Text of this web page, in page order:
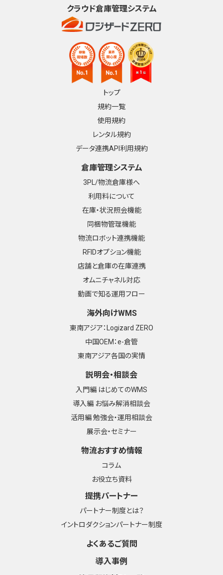
クラウド倉庫管理システム
トップ
規約一覧
使用規約
レンタル規約
データ連携API利用規約
倉庫管理システム
3PL/物流倉庫様へ
利用料について
在庫・状況照会機能
同梱物管理機能
物流ロボット連携機能
RFIDオプション機能
店舗と倉庫の在庫連携
オムニチャネル対応
動画で知る運用フロー
海外向けWMS
東南アジア：Logizard ZERO
中国OEM：e-倉管
東南アジア各国の実情
説明会・相談会
入門編 はじめてのWMS
導入編 お悩み解消相談会
活用編 勉強会・運用相談会
展示会・セミナー
物流おすすめ情報
コラム
お役立ち資料
提携パートナー
パートナー制度とは？
イントロダクションパートナー制度
よくあるご質問
導入事例